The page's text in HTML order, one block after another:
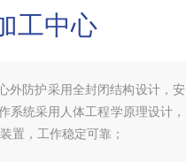
工中心
外防护采用全封闭结构设计，安
系统采用人体工程学原理设计，
置，工作稳定可靠；